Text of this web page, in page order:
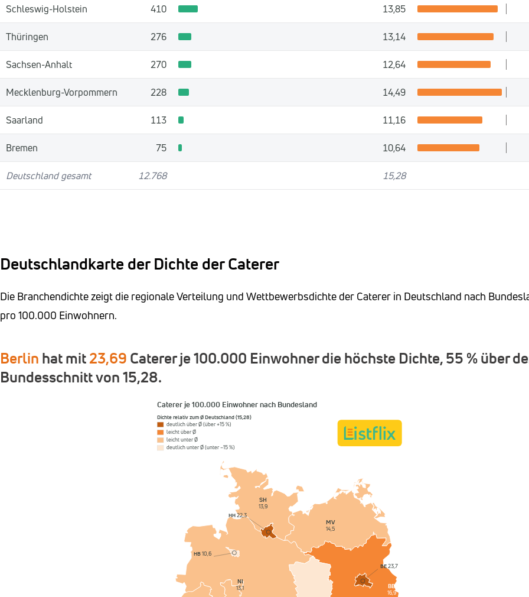
Schleswig-Holstein 410 13,85
Thüringen 276 13,14
Sachsen-Anhalt 270 12,64
Mecklenburg-Vorpommern 228 14,49
Saarland 113 11,16
Bremen 75 10,64
Deutschland gesamt 12.768 15,28
Deutschlandkarte der Dichte der Caterer
Die Branchendichte zeigt die regionale Verteilung und Wettbewerbsdichte der Caterer in Deutschland nach
pro 100.000 Einwohnern.
Berlin hat mit23,69 Caterer je 100.000 Einwohner die höchste Dichte, 55 % über
Bundesschnitt von 15,28.
Caterer je 100.000 Einwohner nach Bundesland
Dichte relativ zum Ø Deutschland (15,28)
deutlich über Ø (über +15 %)
leicht über Ø
leicht unter Ø
deutlich unter Ø (unter −15 %)
BB
16,9
MV
14,5
NI
13,1
SH
13,9
BE23,7
HB10,6
HH22,3